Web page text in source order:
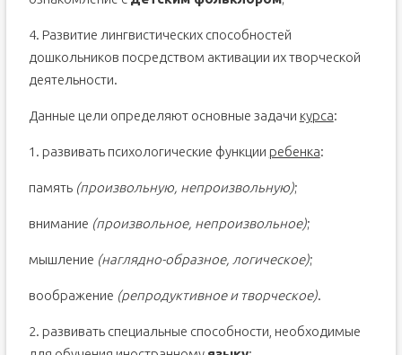
4. Развитие лингвистических способностей
дошкольников посредством активации их творческой
деятельности.
Данные цели определяют основные задачи курса:
1. развивать психологические функции ребенка:
память (произвольную, непроизвольную);
внимание (произвольное, непроизвольное);
мышление (наглядно-образное, логическое);
воображение (репродуктивное и творческое).
2. развивать специальные способности, необходимые